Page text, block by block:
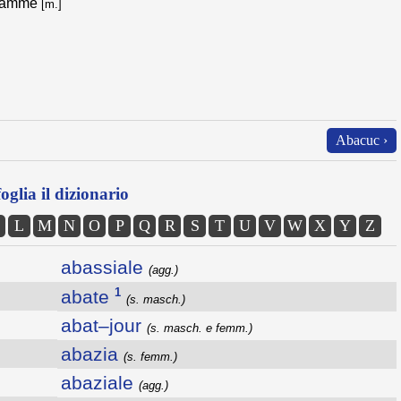
[m.]
Abacuc ›
il dizionario
L M N O P Q R S T U V W X Y Z
abassiale (agg.)
abate 1
(s. masch.)
abat–jour (s. masch. e femm.)
abazia (s. femm.)
abaziale (agg.)